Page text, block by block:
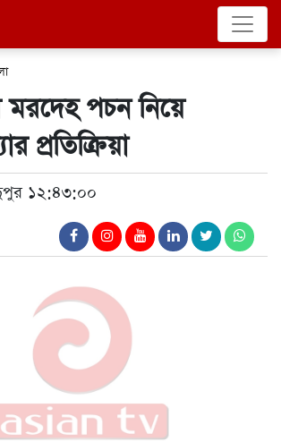
মরদেহ পচন নিয়ে
প্রতিক্রিয়া
১২:৪৩:০০